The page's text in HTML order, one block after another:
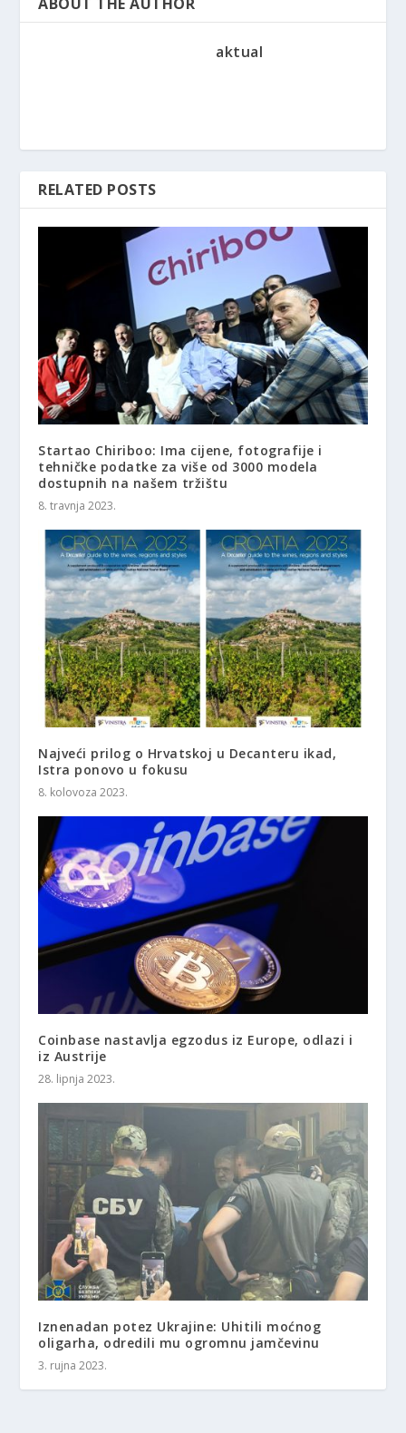
aktual
RELATED POSTS
Startao Chiriboo: Ima cijene, fotografije i
tehničke podatke za više od 3000 modela
dostupnih na našem tržištu
8. travnja 2023.
Najveći prilog o Hrvatskoj u Decanteru ikad,
Istra ponovo u fokusu
8. kolovoza 2023.
Coinbase nastavlja egzodus iz Europe, odlazi i
iz Austrije
28. lipnja 2023.
Iznenadan potez Ukrajine: Uhitili moćnog
oligarha, odredili mu ogromnu jamčevinu
3. rujna 2023.